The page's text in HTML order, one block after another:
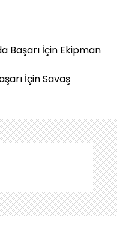
Başarı İçin Ekipman
İçin Savaş